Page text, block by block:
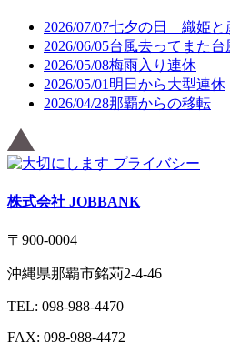
2026/07/07七夕の日 織姫と
2026/06/05台風去ってまた台
2026/05/08梅雨入り連休
2026/05/01 明日から大型連休
2026/04/28那覇からの移転
株式会社 JOBBANK
〒900-0004
沖縄県那覇市銘苅2-4-46
TEL: 098-988-4470
FAX: 098-988-4472